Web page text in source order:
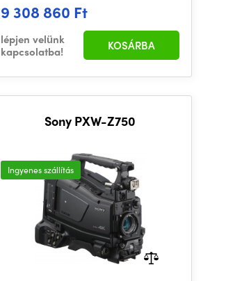
9 308 860 Ft
lépjen velünk
kapcsolatba!
KOSÁRBA
Sony PXW-Z750
Ingyenes szállítás